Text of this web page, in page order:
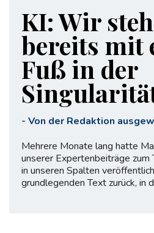
KI: Wir
bereits mit
Fuß in der
- Von der Redaktion
Mehrere Monate lang hatte
unserer Expertenbeiträge zum
in unseren Spalten
grundlegenden Text zurück, in